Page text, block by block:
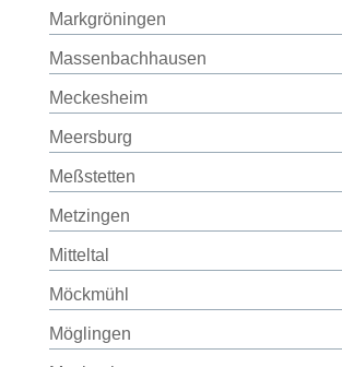
Markgröningen
Massenbachhausen
Meckesheim
Meersburg
Meßstetten
Metzingen
Mitteltal
Möckmühl
Möglingen